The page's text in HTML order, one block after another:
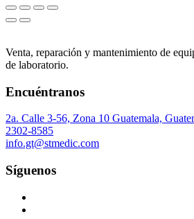
Venta, reparación y mantenimiento de
de laboratorio.
Encuéntranos
2a. Calle 3-56, Zona 10 Guatemala,
2302-8585
info.gt@stmedic.com
Síguenos